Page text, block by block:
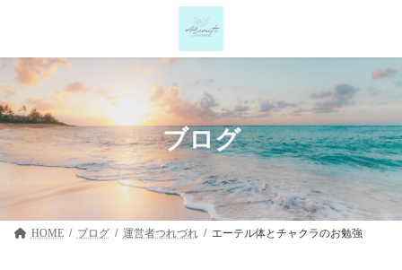
ン
へ
ス
キ
ッ
プ
ー
ョ
ン
に
移
動
ブログ
HOME ブログ 運営者つれづれ エーテル体とチャクラのお勉強